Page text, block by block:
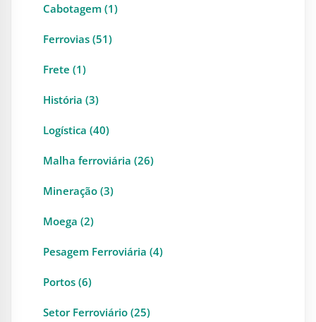
Cabotagem (1)
Ferrovias (51)
Frete (1)
História (3)
Logística (40)
Malha ferroviária (26)
Mineração (3)
Moega (2)
Pesagem Ferroviária (4)
Portos (6)
Setor Ferroviário (25)